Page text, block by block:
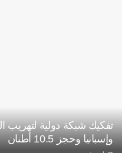
تفكيك شبكة دولية لتهريب
وإسبانيا وحجز 10.5 أطنان